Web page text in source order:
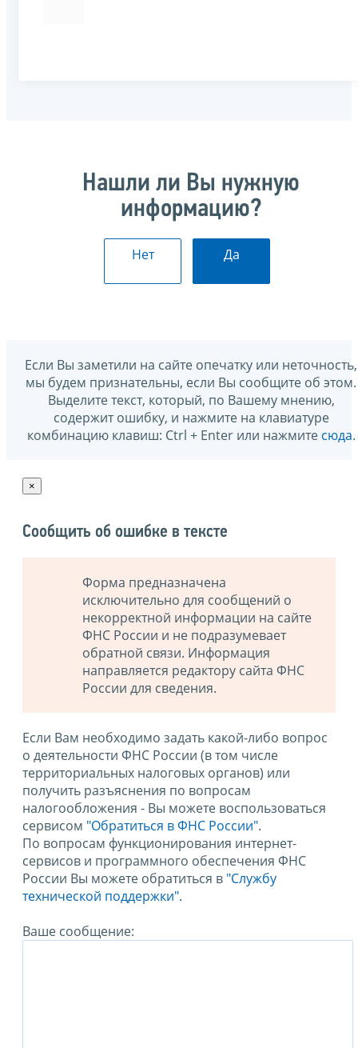
Нашли ли Вы нужную
информацию?
Нет Да
Если Вы заметили на сайте опечатку или неточность,
мы будем признательны, если Вы сообщите об этом.
Выделите текст, который, по Вашему мнению,
содержит ошибку, и нажмите на клавиатуре
комбинацию клавиш: Ctrl + Enter или нажмите сюда.
×
Сообщить об ошибке в тексте
Форма предназначена
исключительно для сообщений о
некорректной информации на сайте
ФНС России и не подразумевает
обратной связи. Информация
направляется редактору сайта ФНС
России для сведения.
Если Вам необходимо задать какой-либо вопрос
о деятельности ФНС России (в том числе
территориальных налоговых органов) или
получить разъяснения по вопросам
налогообложения - Вы можете воспользоваться
сервисом "Обратиться в ФНС России".
По вопросам функционирования интернет-
сервисов и программного обеспечения ФНС
России Вы можете обратиться в "Службу
технической поддержки".
Ваше сообщение: